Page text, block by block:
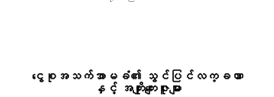
ငွေစုအသက်အာမခံ၏ သွင်ပြင်လက္ခဏာ
နှင့် အကျိုးကျေးဇူးများ